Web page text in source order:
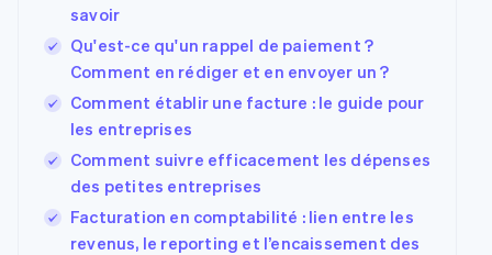
savoir
Qu'est-ce qu'un rappel de paiement ?
Comment en rédiger et en envoyer un ?
Comment établir une facture : le guide pour
les entreprises
Comment suivre efficacement les dépenses
des petites entreprises
Facturation en comptabilité : lien entre les
revenus, le reporting et l’encaissement des